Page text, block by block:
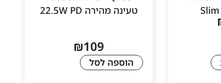
טעינה מהירה 22.5W PD
₪109
הוספה לסל